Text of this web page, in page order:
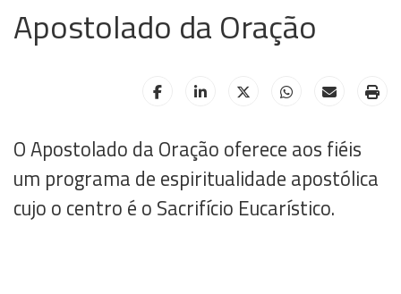
Apostolado da Oração
HELIX_ULTIMATE_SHARE_FACEBOOK
O Apostolado da Oração oferece aos fiéis
um programa de espiritualidade apostólica
cujo o centro é o Sacrifício Eucarístico.